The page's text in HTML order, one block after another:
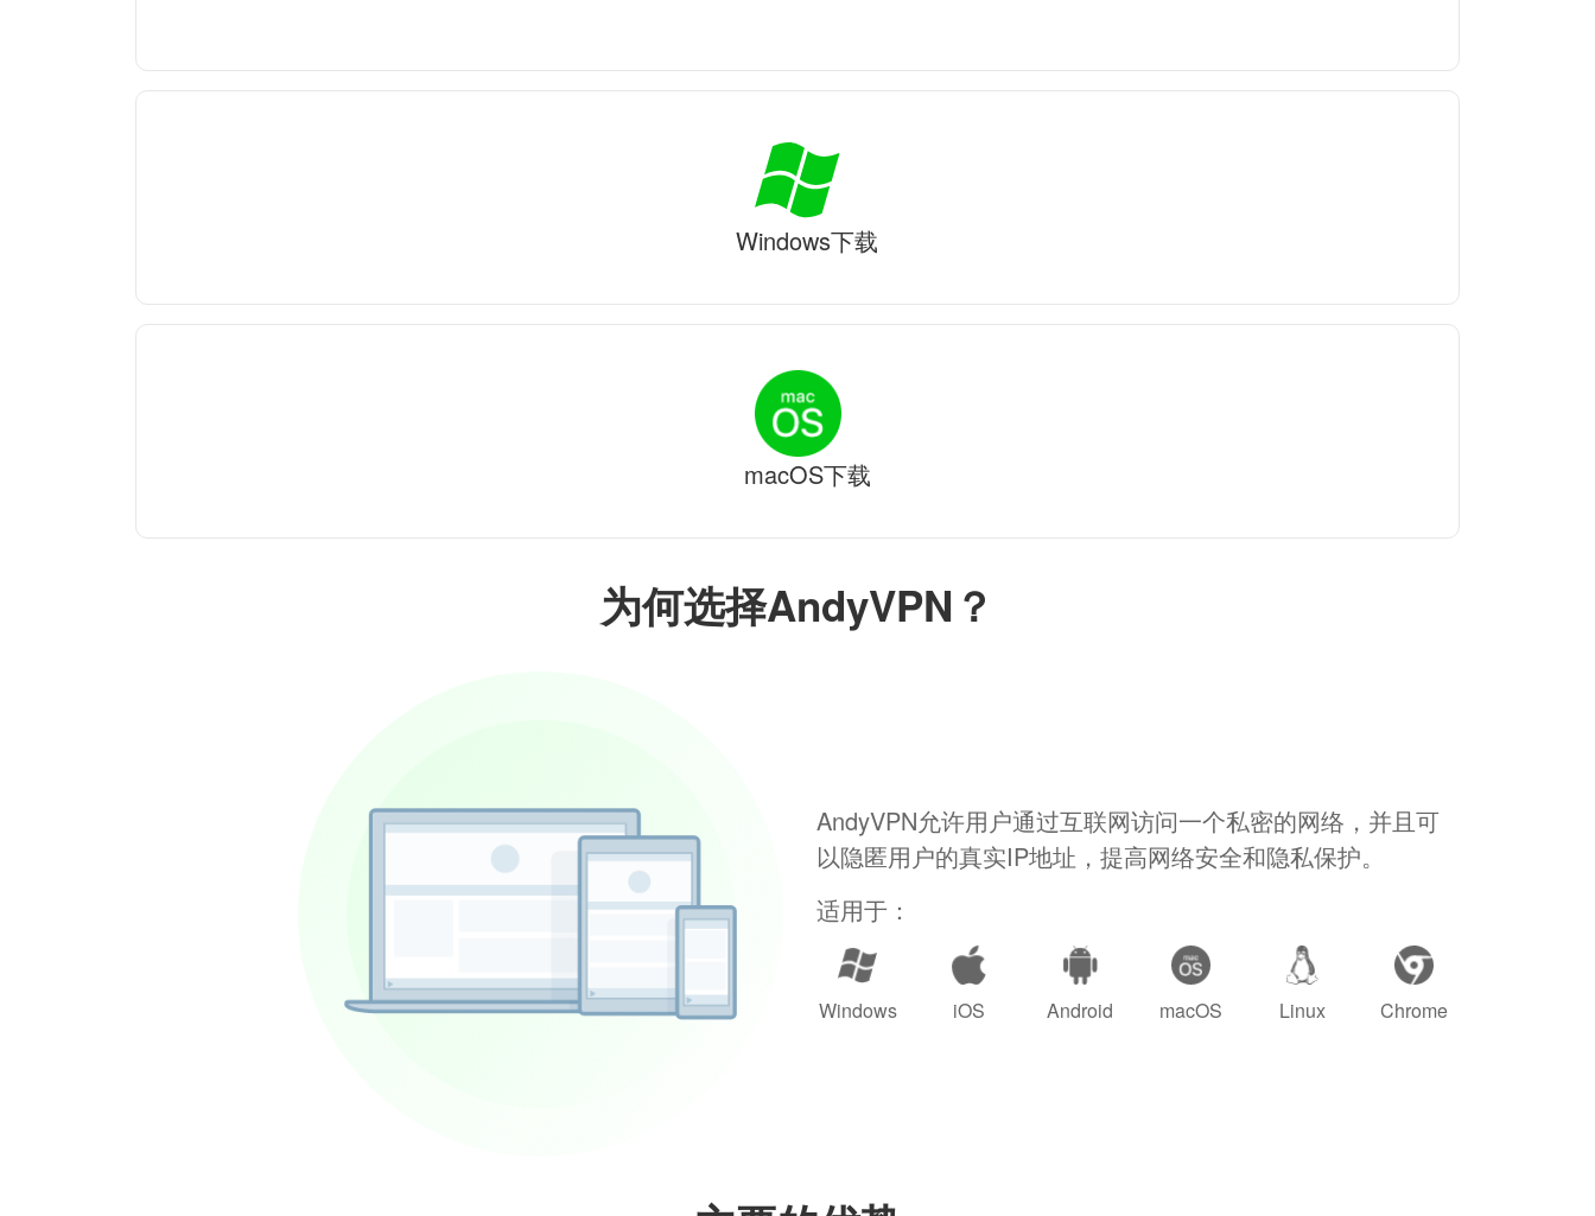
为何选择AndyVPN？
AndyVPN允许用户通过互联网访问一个私密的网络，并且可
以隐匿用户的真实IP地址，提高网络安全和隐私保护。
适用于：
Windows iOS Android macOS Linux Chrome
Windows下载
macOS下载